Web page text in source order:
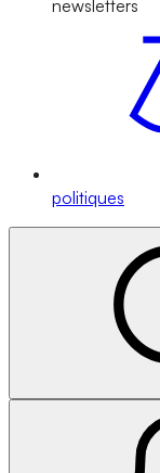
newsletters
politiques